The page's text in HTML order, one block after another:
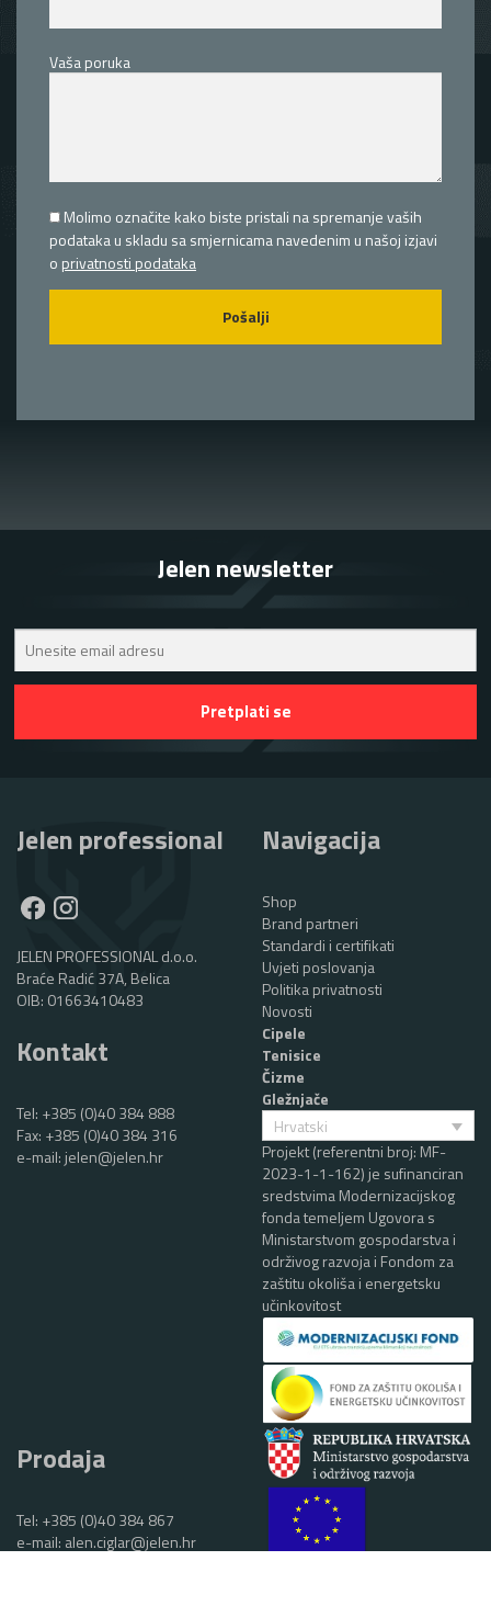
Vaša poruka
Molimo označite kako biste pristali na spremanje vaših
podataka u skladu sa smjernicama navedenim u našoj izjavi
o privatnosti podataka
Jelen newsletter
Jelen professional
JELEN PROFESSIONAL d.o.o.
Braće Radić 37A, Belica
OIB: 01663410483
Kontakt
Tel: +385 (0)40 384 888
Fax: +385 (0)40 384 316
e-mail:jelen@jelen.hr
Navigacija
Shop
Brand partneri
Standardi i certifikati
Uvjeti poslovanja
Politika privatnosti
Novosti
Cipele
Tenisice
Čizme
Gležnjače
Hrvatski
Projekt (referentni broj: MF-
2023-1-1-162) je sufinanciran
sredstvima Modernizacijskog
fonda temeljem Ugovora s
Ministarstvom gospodarstva i
održivog razvoja i Fondom za
zaštitu okoliša i energetsku
učinkovitost
Prodaja
Tel: +385 (0)40 384 867
e-mail: alen.ciglar@jelen.hr